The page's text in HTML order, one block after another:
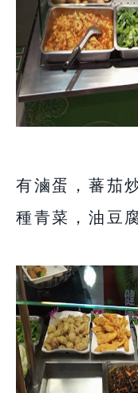
有滷蛋，蕃茄
種青菜，油豆